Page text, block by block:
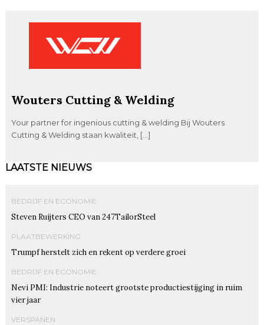
Wouters Cutting & Welding
Your partner for ingenious cutting & welding Bij Wouters
Cutting & Welding staan kwaliteit, […]
LAATSTE NIEUWS
BEDRIJF EN ECONOMIE
Steven Ruijters CEO van 247TailorSteel
PLAATBEWERKING
Trumpf herstelt zich en rekent op verdere groei
BEDRIJF EN ECONOMIE
Nevi PMI: Industrie noteert grootste productiestijging in ruim
vier jaar
VERSPANEN